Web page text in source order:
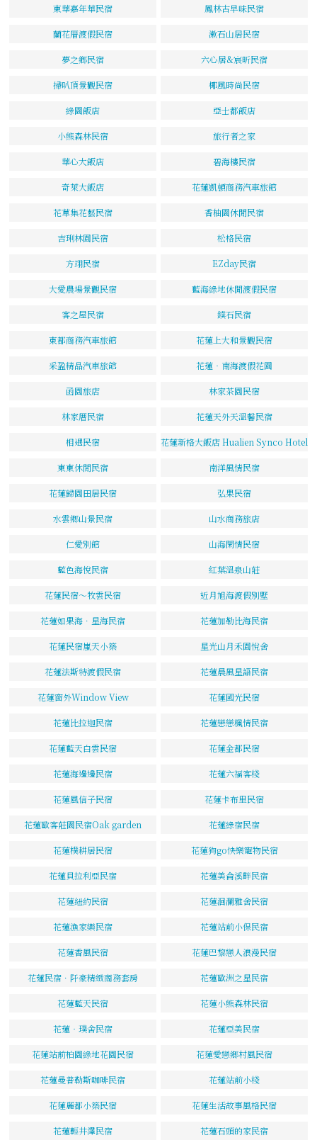
東華嘉年華民宿 鳳林古早味民宿
蘭花厝渡假民宿 漱石山居民宿
夢之鄉民宿 六心居&宸昕民宿
掃叭頂景觀民宿 椰風時尚民宿
綠園飯店 亞士都飯店
小熊森林民宿 旅行者之家
華心大飯店 碧海樓民宿
奇萊大飯店 花蓮凱頓商務汽車旅館
花草集花藝民宿 香柚園休閒民宿
吉琍林園民宿 松格民宿
方翊民宿 EZday民宿
大愛農場景觀民宿 藍海綠地休閒渡假民宿
客之屋民宿 鏷石民宿
東都商務汽車旅館 花蓮上大和景觀民宿
采盈精品汽車旅館 花蓮‧南海渡假花園
函園旅店 林家茶園民宿
林家厝民宿 花蓮天外天溫馨民宿
相遇民宿 花蓮新格大飯店 Hualien Synco Hotel
東東休閒民宿 南洋風情民宿
花蓮歸園田居民宿 弘果民宿
水雲鄉山景民宿 山水商務旅店
仁愛別館 山海閑情民宿
藍色海悅民宿 紅葉溫泉山莊
花蓮民宿～牧雲民宿 近月旭海渡假別墅
花蓮如果海．星海民宿 花蓮加勒比海民宿
花蓮民宿嵐天小築 星光山月禾園悅舍
花蓮法斯特渡假民宿 花蓮晨風星語民宿
花蓮窗外Window View 花蓮國光民宿
花蓮比拉迦民宿 花蓮戀戀楓情民宿
花蓮藍天白雲民宿 花蓮金都民宿
花蓮海邊邊民宿 花蓮六福客棧
花蓮風信子民宿 花蓮卡布里民宿
花蓮歐客莊園民宿Oak garden 花蓮綠宿民宿
花蓮樸耕居民宿 花蓮狗go快樂寵物民宿
花蓮貝拉利亞民宿 花蓮美侖溪畔民宿
花蓮紐約民宿 花蓮洄瀾雅舍民宿
花蓮漁家樂民宿 花蓮站前小保民宿
花蓮香風民宿 花蓮巴黎戀人浪漫民宿
花蓮民宿．阡豪精緻商務套房 花蓮歐洲之星民宿
花蓮藍天民宿 花蓮小熊森林民宿
花蓮‧璞舍民宿 花蓮亞美民宿
花蓮站前柏園綠地花園民宿 花蓮愛戀鄉村風民宿
花蓮曼普勒斯咖啡民宿 花蓮站前小棧
花蓮麗都小築民宿 花蓮生活故事風格民宿
花蓮輕井澤民宿 花蓮石頭的家民宿